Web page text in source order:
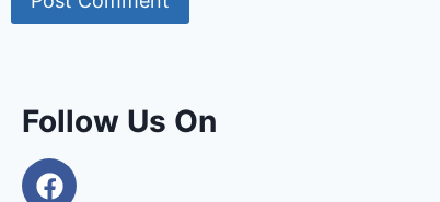
Follow Us On